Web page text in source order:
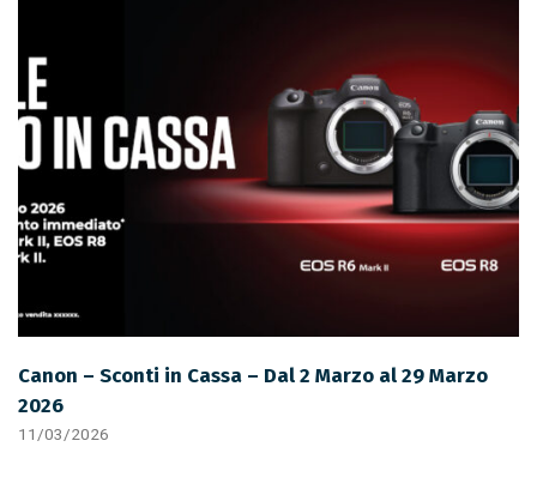
Canon – Sconti in Cassa – Dal 2 Marzo al 29 Marzo
2026
11/03/2026